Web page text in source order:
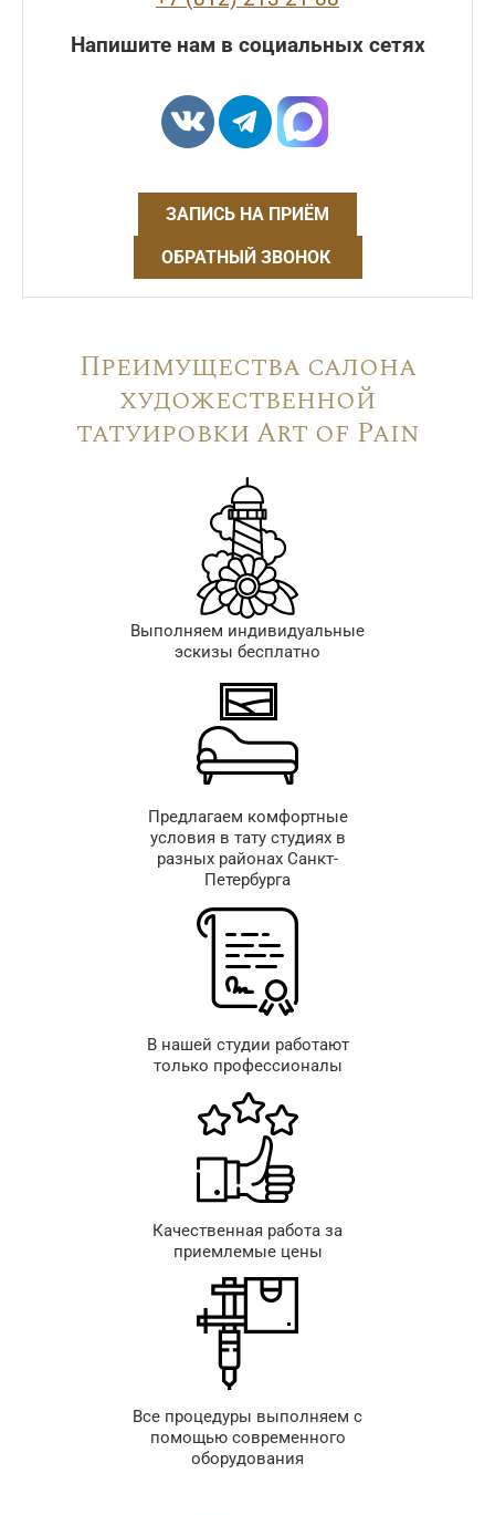
Напишите нам в социальных сетях
ЗАПИСЬ НА ПРИЁМ
ОБРАТНЫЙ ЗВОНОК
Преимущества салона
художественной
татуировки Art of Pain
Выполняем индивидуальные
эскизы бесплатно
Предлагаем комфортные
условия в тату студиях в
разных районах Санкт-
Петербурга
В нашей студии работают
только профессионалы
Качественная работа за
приемлемые цены
Все процедуры выполняем с
помощью современного
оборудования